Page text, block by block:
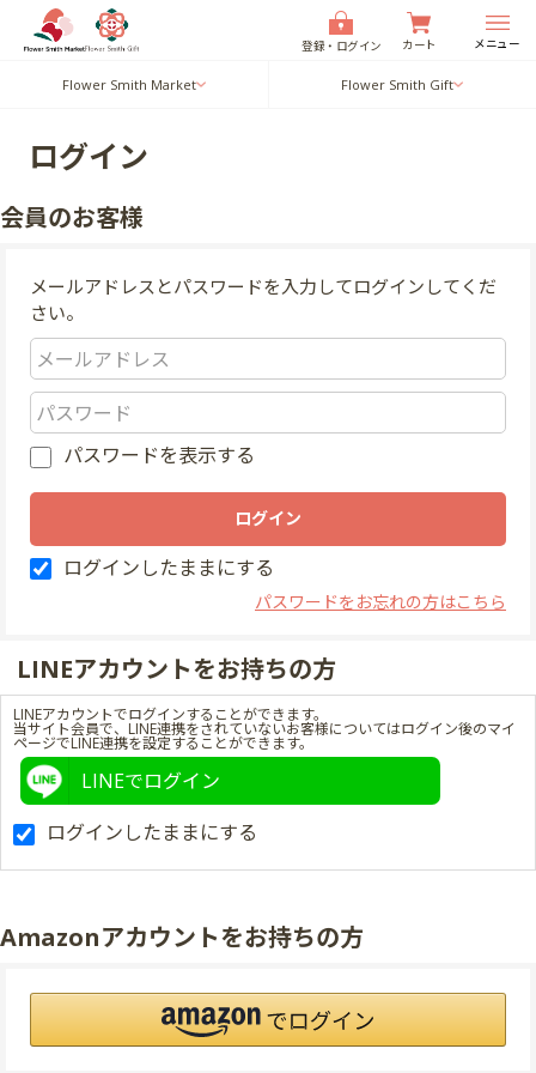
登録・ログイン カート メニュー
Flower Smith Market Flower Smith Gift
ログイン
会員のお客様
メールアドレスとパスワードを入力してログインしてくだ
さい。
パスワードを表示する
ログインしたままにする
パスワードをお忘れの方はこちら
LINEアカウントをお持ちの方
LINEアカウントでログインすることができます。
当サイト会員で、LINE連携をされていないお客様についてはログイン後のマイ
ページでLINE連携を設定することができます。
LINEでログイン
ログインしたままにする
Amazonアカウントをお持ちの方